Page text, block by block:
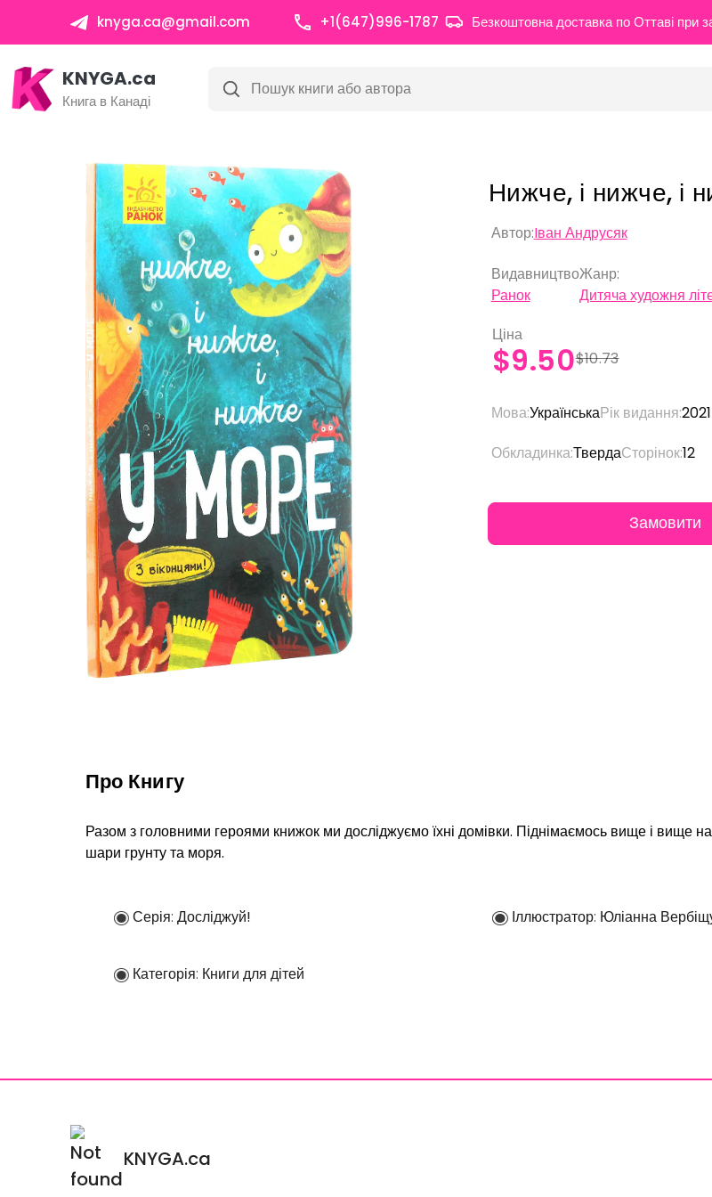
knyga.ca@gmail.com +1(647)996-1787 Безкоштовна доставка по Оттаві при
KNYGA.ca
Книга в Канаді
Нижче, і нижче, і
Автор:Iван Андрусяк
Видавництво
Ранок
Жанр:
Дитяча художня
Ціна
$9.50$10.73
Мова:УкраїнськаРік видання:2021
Обкладинка:ТвердаСторінок:12
Про Книгу
Разом з головними героями книжок ми досліджуємо їхні домівки. Піднімаємось вище і вище
шари грунту та моря.
Серія: Досліджуй!
Категорія: Книги для дітей
Іллюстратор: Юліанна
KNYGA.ca